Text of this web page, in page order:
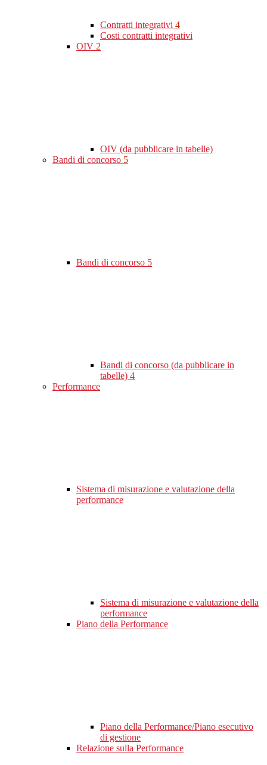
Contratti integrativi 4
Costi contratti integrativi
OIV 2
OIV (da pubblicare in tabelle)
Bandi di concorso 5
Bandi di concorso 5
Bandi di concorso (da pubblicare in
tabelle) 4
Performance
Sistema di misurazione e valutazione della
performance
Sistema di misurazione e valutazione della
performance
Piano della Performance
Piano della Performance/Piano esecutivo
di gestione
Relazione sulla Performance